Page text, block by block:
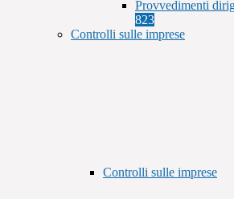
Provvedimenti
823
Controlli sulle imprese
Controlli sulle imprese